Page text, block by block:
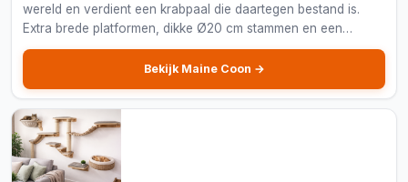
wereld en verdient een krabpaal die daartegen bestand is.
Extra brede platformen, dikke Ø20 cm stammen en een
verstevigd frame maken deze krabpalen onverwoestbaar.
Bekijk Maine Coon →